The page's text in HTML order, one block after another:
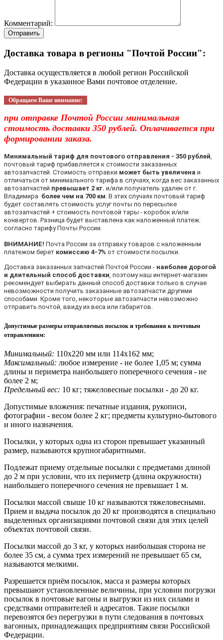
Комментарий:
Отправить
Доставка товара в регионы "Почтой России":
Доставка осуществляется в любой регион Российской
Федерации в указанное Вами почтовое отделение.
Обращаем Ваше внимание:
при отправке Почтой России минимальная
стоимость доставки 350 рублей. Оплачивается при
формировании заказа.
Минимальный тариф для почтового отправления - 350 рублей
почтовый тариф прибавляется к стоимости заказанных
автозапчастей. Стоимость отправки может быть увеличена и
отличаться от минимального тарифа в случаях, когда вес заказанных
автозапчастей превышает 2 кг. и/или получатель удален от г.
Владимира более чем на 700 км . В этих случаях почтовый тариф
будет составлять стоимость услуг почты по пересылке
автозапчастей + стоимость почтовой тары - коробок и/или
конвертов. Разница будет выставлена как наложенный платеж.
согласно тарифу Почты России.
ВНИМАНИЕ! Почта России за отправку товаров с наложенным
платежом берет комиссию 4-7% от стоимости посылки.
Доставка заказанных запчастей Почтой России - наиболее дорогой
и длительный способ доставки , поэтому наш интернет-магазин
рекомендует выбирать данный способ доставки только в случае
невозможности получить заказанные автозапчасти другими
способами. Кроме того, некоторые автозапчасти невозможно
отправить почтой, ввиду их веса или габаритов.
Допустимые размеры отправляемых посылок и требования к почтовым
отправлениям:
Минимальный: 110х220 мм или 114х162 мм;
Максимальный: любое измерение - не более 1,05 м; сумма
длины и периметра наибольшего поперечного сечения - не
более 2 м;
Предельный вес: 10 кг; тяжеловесные посылки - до 20 кг.
Допустимые вложения: печатные издания, рукописи,
фотографии - весом более 2 кг; предметы культурно-бытового
и иного назначения.
Посылки, у которых одна из сторон превышает указанный
размер, называются крупногабаритными.
Подлежат приему отдельные посылки с предметами длиной
до 2 м при условии, что их периметр (длина окружности)
наибольшего поперечного сечения не превышает 1 м.
Посылки массой свыше 10 кг называются тяжеловесными.
Прием и выдача посылок до 20 кг производятся в специально
выделенных организациями почтовой связи для этих целей
объектах почтовой связи.
Посылки массой до 3 кг, у которых наибольшая сторона не
более 35 см, а сумма трех измерений не превышает 65 см,
называются мелкими.
Разрешается приём посылок, масса и размеры которых
превышают установленные величины, при условии погрузки
посылок в почтовые вагоны и выгрузки из них силами и
средствами отправителей и адресатов. Такие посылки
перевозятся без перегрузки в пути следования в почтовых
вагонных, принадлежащих предприятиям связи Российской
Федерации.